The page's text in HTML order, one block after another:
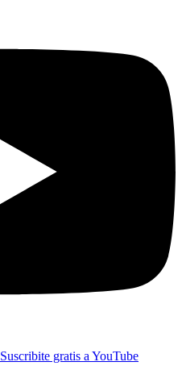
Suscribite gratis a YouTube